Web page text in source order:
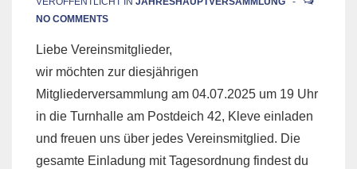
NO COMMENTS
Liebe Vereinsmitglieder,
wir möchten zur diesjährigen
Mitgliederversammlung am 04.07.2025 um 19 Uhr
in die Turnhalle am Postdeich 42, Kleve einladen
und freuen uns über jedes Vereinsmitglied. Die
gesamte Einladung mit Tagesordnung findest du